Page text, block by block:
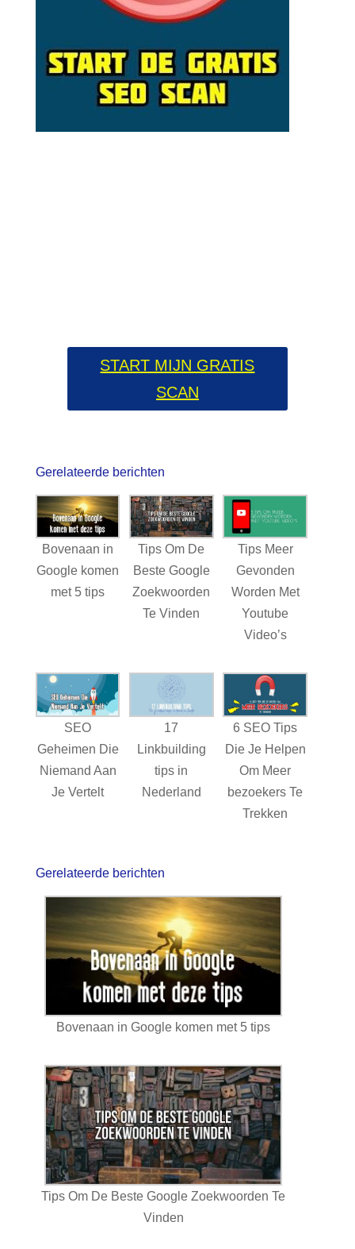
START MIJN GRATIS
SCAN
Gerelateerde berichten
Bovenaan in
Google komen
met 5 tips
Tips Om De
Beste Google
Zoekwoorden
Te Vinden
Tips Meer
Gevonden
Worden Met
Youtube
Video’s
SEO
Geheimen Die
Niemand Aan
Je Vertelt
17
Linkbuilding
tips in
Nederland
6 SEO Tips
Die Je Helpen
Om Meer
bezoekers Te
Trekken
Gerelateerde berichten
Bovenaan in Google komen met 5 tips
Tips Om De Beste Google Zoekwoorden Te
Vinden